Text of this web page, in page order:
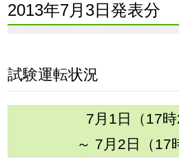
2013年7月3日発表分
試験運転状況
7月1日（17時
～ 7月2日（17